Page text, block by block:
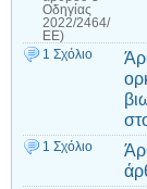
Οδηγίας
2022/2464/
ΕΕ)
1 Σχόλιο
1 Σχόλιο